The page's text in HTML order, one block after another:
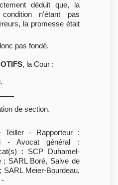
déduit que, la
n'étant pas
la promesse était
pas fondé.
, la Cour :
de section.
- Rapporteur :
- Avocat général :
: SCP Duhamel-
; SARL Boré, Salve de
SARL Meier-Bourdeau,
-